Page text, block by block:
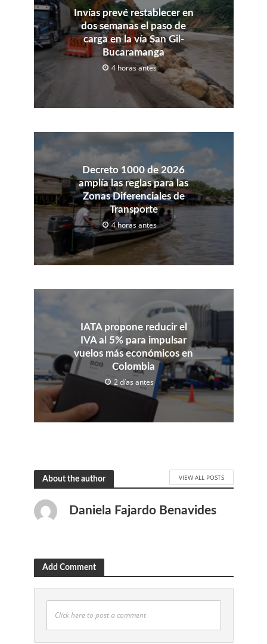
Invías prevé restablecer en
dos semanas el paso de
carga en la vía San Gil-
Bucaramanga
4 horas antes
Decreto 1000 de 2026
amplía las reglas para las
Zonas Diferenciales de
Transporte
4 horas antes
IATA propone reducir el
IVA al 5% para impulsar
vuelos más económicos en
Colombia
2 días antes
About the author VIEW ALL POSTS
Daniela Fajardo Benavides
Add Comment
Click here to post a comment